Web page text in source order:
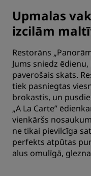
Upmalas
izcilām
Restorāns
Jums sniedz
paverošais skats.
tiek pasniegtas
brokastis, un
„A La Carte”
vienkāršs
ne tikai pievilcīga
perfekts atpūtas
alus omulīgā,